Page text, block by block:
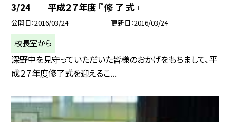
3/24 平成２７年度 『 修 了 式 』
公開日 2016/03/24 更新日 2016/03/24
校長室から
深野中を見守っていただいた皆様のおかげをもちまして、平
成２７年度修了式を迎えるこ...